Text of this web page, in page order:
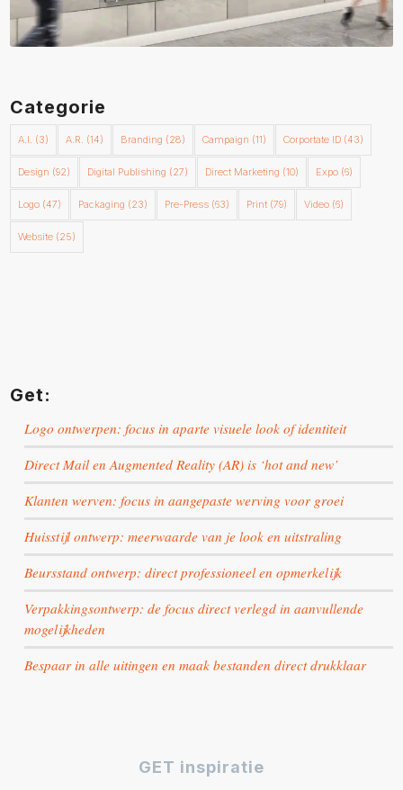
Categorie
A.I. (3) A.R. (14) Branding (28) Campaign (11) Corportate ID (43)
Design (92) Digital Publishing (27) Direct Marketing (10) Expo (6)
Logo (47) Packaging (23) Pre-Press (63) Print (79) Video (6)
Website (25)
Get:
Logo ontwerpen: focus in aparte visuele look of identiteit
Direct Mail en Augmented Reality (AR) is ‘hot and new’
Klanten werven: focus in aangepaste werving voor groei
Huisstijl ontwerp: meerwaarde van je look en uitstraling
Beursstand ontwerp: direct professioneel en opmerkelijk
Verpakkingsontwerp: de focus direct verlegd in aanvullende
mogelijkheden
Bespaar in alle uitingen en maak bestanden direct drukklaar
GET inspiratie